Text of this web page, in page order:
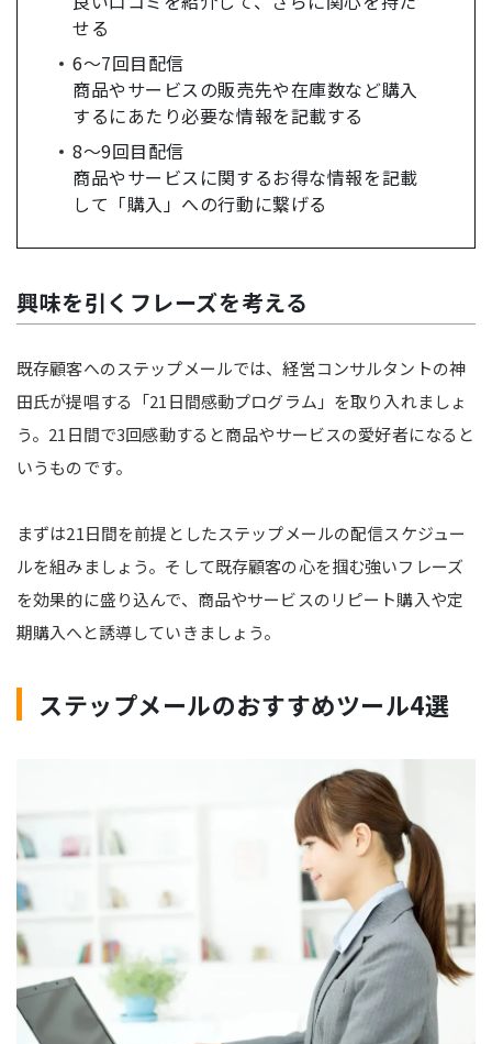
せる
6〜7回目配信
商品やサービスの販売先や在庫数など購入
するにあたり必要な情報を記載する
8〜9回目配信
商品やサービスに関するお得な情報を記載
して「購入」への行動に繋げる
興味を引くフレーズを考える
既存顧客へのステップメールでは、経営コンサルタントの神
田氏が提唱する「21日間感動プログラム」を取り入れましょ
う。21日間で3回感動すると商品やサービスの愛好者になると
いうものです。
まずは21日間を前提としたステップメールの配信スケジュー
ルを組みましょう。そして既存顧客の心を掴む強いフレーズ
を効果的に盛り込んで、商品やサービスのリピート購入や定
期購入へと誘導していきましょう。
ステップメールのおすすめツール4選